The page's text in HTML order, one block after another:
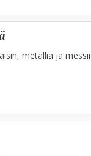
metallia ja